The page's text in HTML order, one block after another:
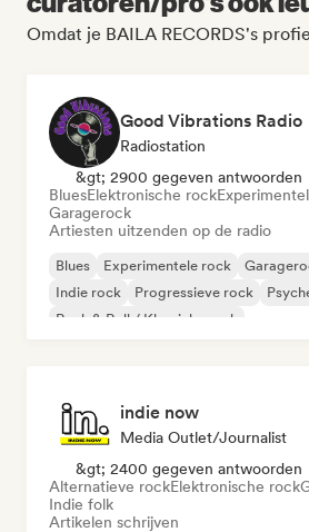
Omdat je BAILA RECORDS's
Good Vibrations Radio
Radiostation
&gt; 2900 gegeven antwoorden
BluesElektronische rock
Garagerock
Artiesten uitzenden op de radio
Blues Experimentele rock
Indie rock
Progressieve rock
Rock & Roll / Klassieke rock
indie now
Media Outlet/Journalist
&gt; 2400 gegeven antwoorden
Alternatieve rockElektronische rock
Indie folk
Artikelen schrijven